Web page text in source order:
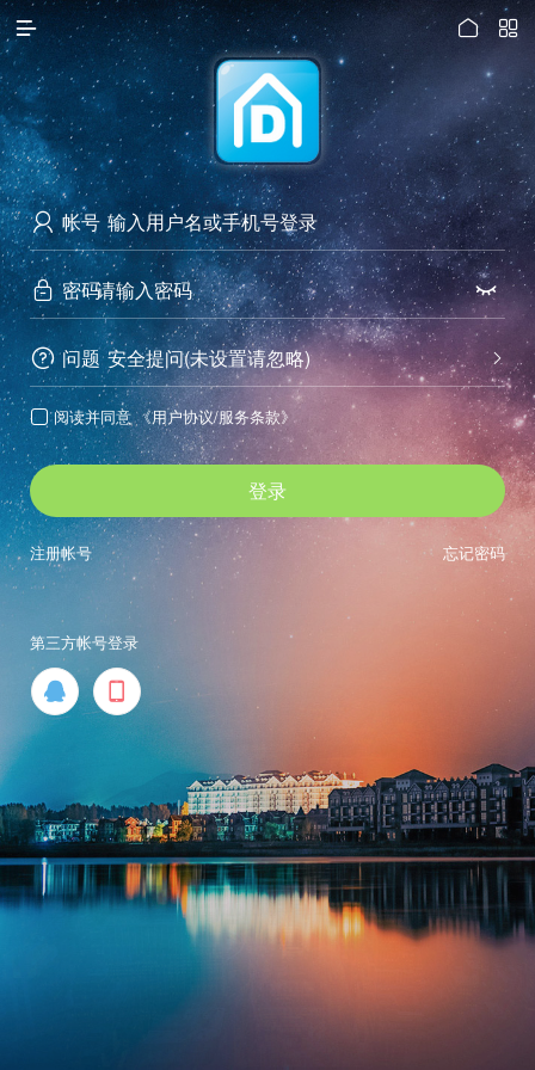

访问电脑版
 

 帐号
 密码 
 问题 
安全提问(未设置请忽略)
 阅读并同意 《用户协议/服务条款》
登录
忘记密码
注册帐号
第三方帐号登录
 